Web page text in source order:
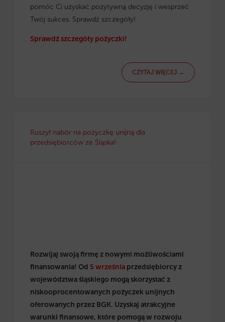
pomóc Ci uzyskać pozytywną decyzję i wesprzeć
Twój sukces. Sprawdź szczegóły!
Sprawdź szczegóły pożyczki!
CZYTAJ WIĘCEJ →
Ruszył nabór na pożyczkę unijną dla
przedsiębiorców ze Śląska!
Rozwijaj swoją firmę z nowymi możliwościami
finansowania! Od 5 września przedsiębiorcy z
województwa śląskiego mogą skorzystać z
niskooprocentowanych pożyczek unijnych
oferowanych przez BGK. Uzyskaj atrakcyjne
warunki finansowe, które pomogą w rozwoju